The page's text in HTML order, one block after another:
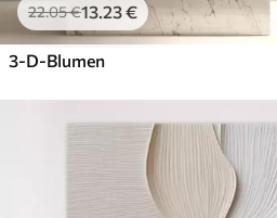
22.05€13.23€
3-D-Blumen